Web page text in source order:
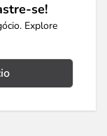
se!
Explore